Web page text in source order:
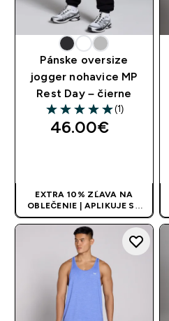
Pánske oversize
jogger nohavice MP
Rest Day – čierne
5 out of 5 stars
(1)
46.00€‎
EXTRA 10% ZĽAVA NA
OBLEČENIE | APLIKUJE SA
AUTOMATICKY PRI KÚPE 3
KS